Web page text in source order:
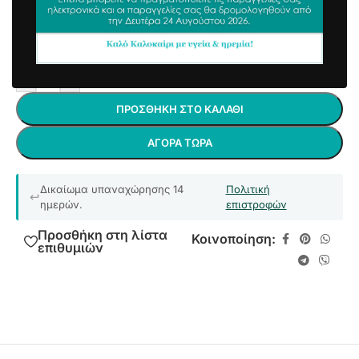
15,24€ 13,06€ συμπ. Φ.Π.Α
Άμεσα διαθέσιμο
ΠΡΟΣΘΉΚΗ ΣΤΟ ΚΑΛΆΘΙ
ΑΓΟΡΆ ΤΏΡΑ
Δικαίωμα υπαναχώρησης 14
ημερών.
Πολιτική
επιστροφών
Προσθήκη στη λίστα
επιθυμιών
Κοινοποίηση: